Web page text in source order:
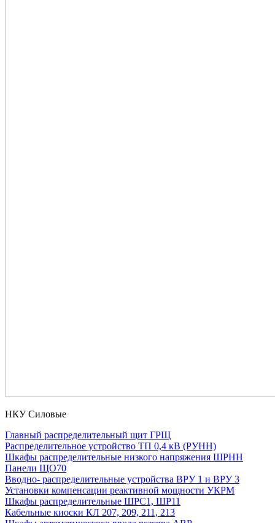
НКУ Силовые
Главный распределительный щит ГРЩ
Распределительное устройство ТП 0,4 кВ (РУНН)
Шкафы распределительные низкого напряжения ШРНН
Панели ЩО70
Вводно- распределительные устройства ВРУ 1 и ВРУ 3
Установки компенсации реактивной мощности УКРМ
Шкафы распределительные ШРС1, ШР11
Кабельные киоски КЛ 207, 209, 211, 213